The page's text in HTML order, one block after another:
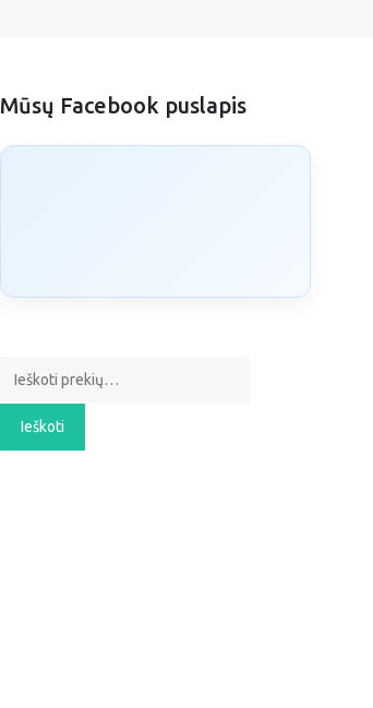
Mūsų Facebook puslapis
Ieškoti